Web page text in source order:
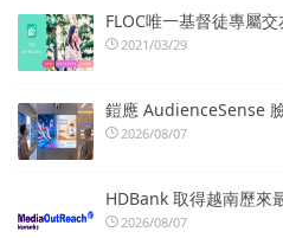
FLOC唯一基督徒專屬
2021/03/29
鎧應 AudienceSense
2026/08/07
HDBank 取得越南歷來
2026/08/07